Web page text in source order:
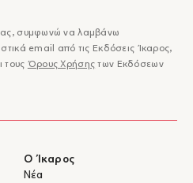
συμφωνώ να λαμβάνω
email από τις Εκδόσεις Ίκαρος,
τους Όρους Χρήσης των Εκδόσεων
Ο Ίκαρος
Νέα